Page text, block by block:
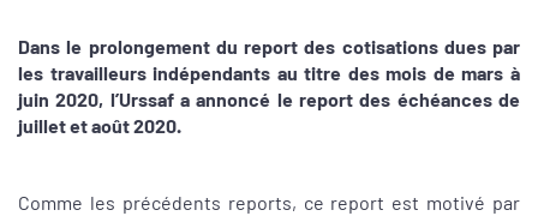
Dans le prolongement du report des cotisations dues par
les travailleurs indépendants au titre des mois de mars à
juin 2020, l’Urssaf a annoncé le report des échéances de
juillet et août 2020.
Comme les précédents reports, ce report est motivé par